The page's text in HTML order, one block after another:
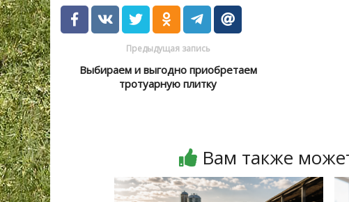
Предыдущая запись
Выбираем и выгодно приобретаем
тротуарную плитку
Вам также